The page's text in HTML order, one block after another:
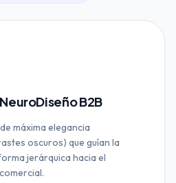
B2B
máxima elegancia
oscuros) que guían la
jerárquica hacia el